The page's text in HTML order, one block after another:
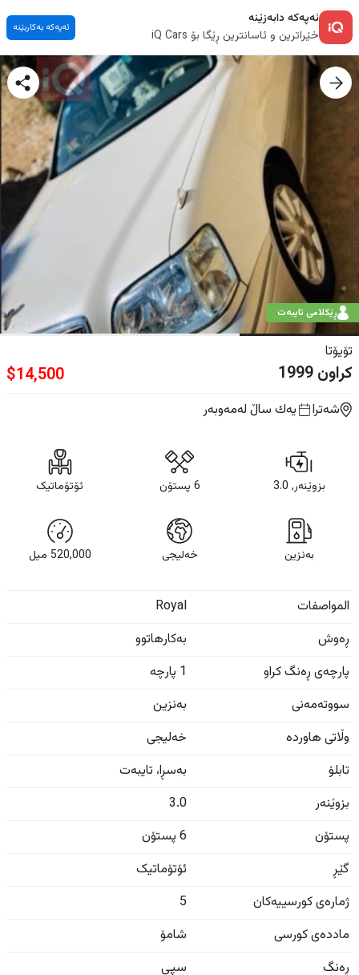
ئەپەکە دابەزێنە
خێراترین و ئاسانترین ڕێگا بۆ iQ Cars
ئەپەکە بەکاربێنە
ڕێکلامی تایبەت
تۆیۆتا
کراون1999
$14,500
شەترا یه‌ك ساڵ لەمەوبەر
بزوێنەر, 3.0 6 پستۆن ئۆتۆماتیک
بەنزین خەلیجی 520,000 ميل
المواصفات
Royal
ڕەوش
بەکارهاتوو
پارچەی ڕەنگ کراو
1 پارچە
سووتەمەنی
بەنزین
وڵاتی هاوردە
خەلیجی
تابلۆ
بەسڕا، تایبەت
بزوێنەر
3.0
پستۆن
6 پستۆن
گێڕ
ئۆتۆماتیک
ژمارەی کورسییەکان
5
ماددەی کورسی
شامۆ
ڕەنگ
سپی